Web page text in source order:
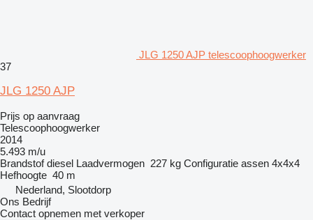
JLG 1250 AJP telescoophoogwerker
37
JLG 1250 AJP
Prijs op aanvraag
Telescoophoogwerker
2014
5.493 m/u
Brandstof diesel Laadvermogen 227 kg Configuratie assen 4x4x4
Hefhoogte 40 m
Nederland, Slootdorp
Ons Bedrijf
Contact opnemen met verkoper